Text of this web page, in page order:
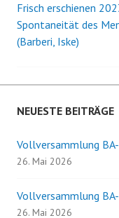
Beitrags-
Navigation
Frisch erschienen
Spontaneität des
(Barberi, Iske)
NEUESTE BEITRÄGE
Vollversammlung
26. Mai 2026
Vollversammlung
26. Mai 2026